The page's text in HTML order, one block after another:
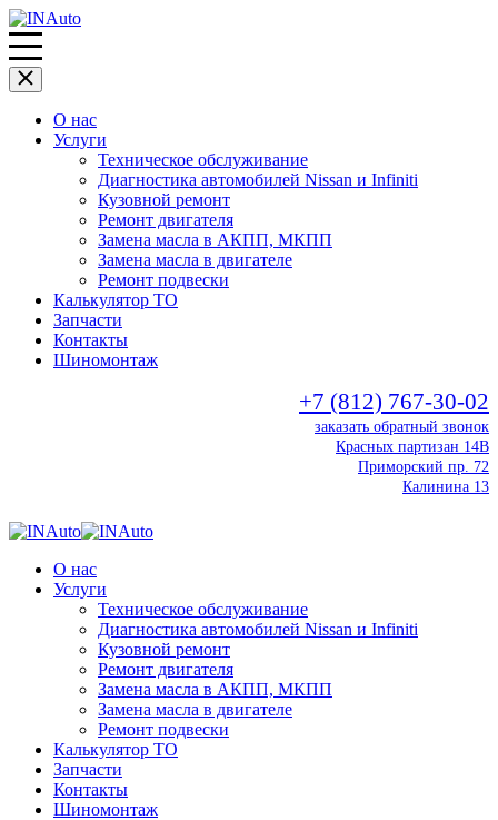
О нас
Услуги
Техническое обслуживание
Диагностика автомобилей Nissan и Infiniti
Кузовной ремонт
Ремонт двигателя
Замена масла в АКПП, МКПП
Замена масла в двигателе
Ремонт подвески
Калькулятор ТО
Запчасти
Контакты
Шиномонтаж
+7 (812) 767-30-02
заказать обратный звонок
Красных партизан 14В
Приморский пр. 72
Калинина 13
О нас
Услуги
Техническое обслуживание
Диагностика автомобилей Nissan и Infiniti
Кузовной ремонт
Ремонт двигателя
Замена масла в АКПП, МКПП
Замена масла в двигателе
Ремонт подвески
Калькулятор ТО
Запчасти
Контакты
Шиномонтаж